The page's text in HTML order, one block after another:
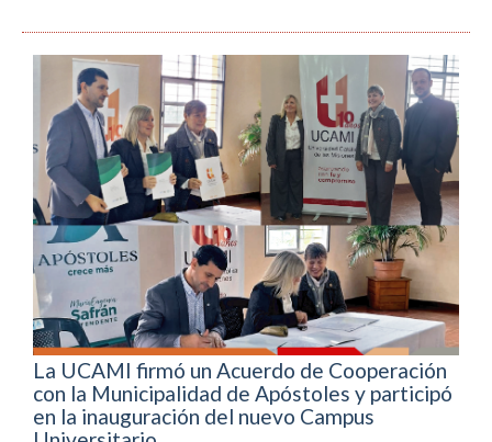
La UCAMI firmó un Acuerdo de Cooperación
con la Municipalidad de Apóstoles y participó
en la inauguración del nuevo Campus